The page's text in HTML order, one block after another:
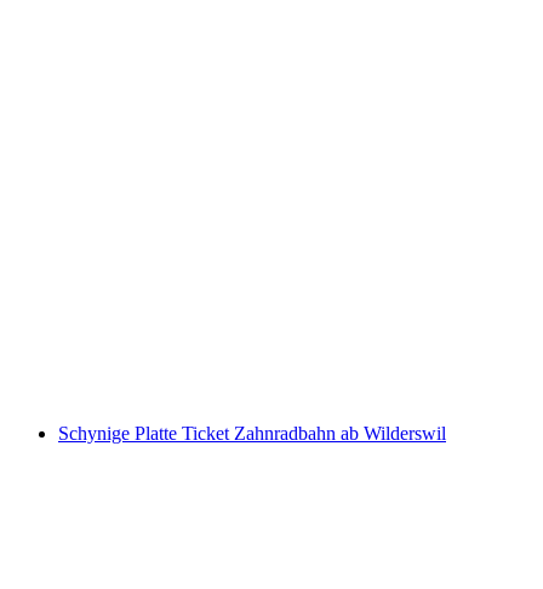
Schynige Platte Ticket Zahnradbahn ab Wilderswil